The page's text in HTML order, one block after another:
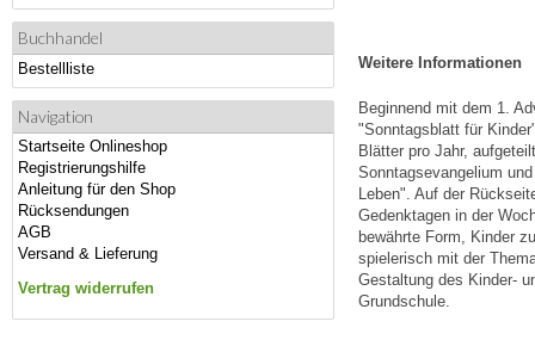
Buchhandel
Bestellliste
Navigation
Startseite Onlineshop
Registrierungshilfe
Anleitung für den Shop
Rücksendungen
AGB
Versand & Lieferung
Vertrag widerrufen
Weitere Informationen
Beginnend mit dem 1.
"Sonntagsblatt für
Blätter pro Jahr,
Sonntagsevangelium
Leben". Auf der
Gedenktagen in der
bewährte Form, Kinder
spielerisch mit der
Gestaltung des Kinder-
Grundschule.